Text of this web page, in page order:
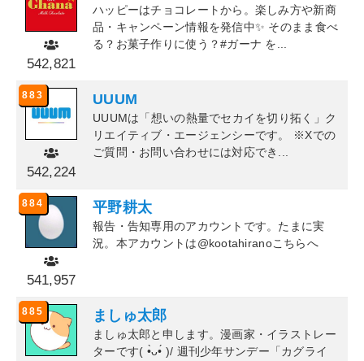
542,821
ハッピーはチョコレートから。楽しみ方や新商
品・キャンペーン情報を発信中✨ そのまま食べ
る？お菓子作りに使う？#ガーナ を...
883
542,224
UUUM
UUUMは「想いの熱量でセカイを切り拓く」ク
リエイティブ・エージェンシーです。 ※Xでの
ご質問・お問い合わせには対応でき...
884
541,957
平野耕太
報告・告知専用のアカウントです。たまに実
況。本アカウントは@kootahiranoこちらへ
885 ましゅ太郎
ましゅ太郎と申します。漫画家・イラストレー
ターです( •̀ᴗ•́ )/ 週刊少年サンデー「カグライ